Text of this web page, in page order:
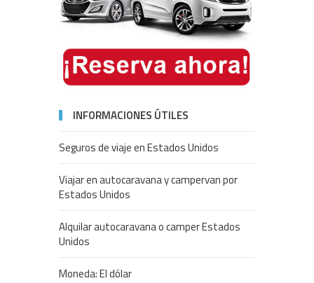
INFORMACIONES ÚTILES
Seguros de viaje en Estados Unidos
Viajar en autocaravana y campervan por
Estados Unidos
Alquilar autocaravana o camper Estados
Unidos
Moneda: El dólar